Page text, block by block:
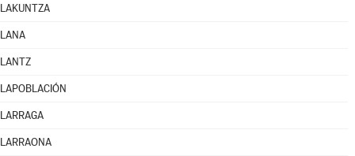
LAKUNTZA
LANA
LANTZ
LAPOBLACIÓN
LARRAGA
LARRAONA